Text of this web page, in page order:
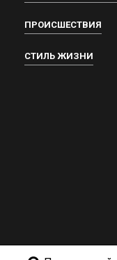
ПРОИСШЕСТВИЯ
СТИЛЬ ЖИЗНИ